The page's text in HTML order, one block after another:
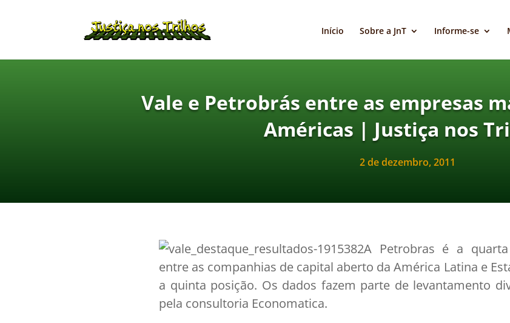
Início Sobre a JnT Informe-se
Vale e Petrobrás entre as empresas
Américas | Justiça nos
2 de dezembro, 2011
A Petrobras é a
entre as companhias de capital aberto da América Latina e
a quinta posição. Os dados fazem parte de levantamento
pela consultoria Economatica.